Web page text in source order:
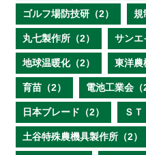
ゴルフ場防技研（2） 規
丸七製作所（2） サンエ
地球温暖化（2） 東洋農
育苗（2） 電池工業会（
日本ブレード（2） ＳＴ
土谷特殊農機具製作所（2）